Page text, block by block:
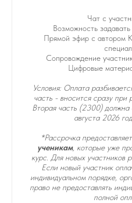
Чат с
Возможность
Прямой эфир с автором
Сопровождение
Цифровые
Условия: Оплата
часть - вносится сразу при
Вторая часть (2300)
августа 2026
*Рассрочка
ученикам, которые уже
курс. Для новых участников
Если новый участник
индивидуальном порядке,
право не предоставлять
полной